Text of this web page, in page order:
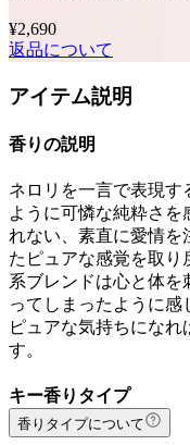
¥2,690
返品について
アイテム説明
香りの説明
ネロリを一言で表現
ように可憐な純粋さ
れない、素直に愛情を
たピュアな感覚を取り
系ブレンドは心と体を
ってしまったように感
ピュアな気持ちになれ
す。
キー香りタイプ
香りタイプについて